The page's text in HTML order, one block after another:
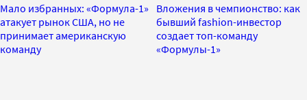
Мало избранных: «Формула-1»
атакует рынок США, но не
принимает американскую
команду
Вложения в чемпионство: как
бывший fashion-инвестор
создает топ-команду
«Формулы-1»